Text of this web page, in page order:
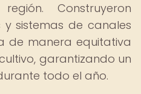
Construyeron
sistemas de canales
de manera equitativa
garantizando un
todo el año.